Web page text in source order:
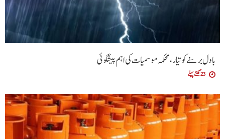
بادل برسنے کو تیار، محکمہ موسمیات کی اہم پیشگوئی
23 گھنٹے پہلے